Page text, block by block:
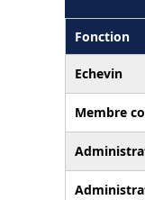
Fonction
Echevin
Membre